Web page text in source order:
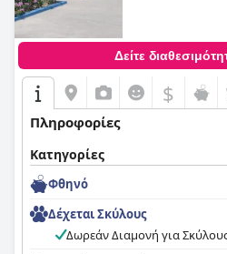
Δείτε
$
Πληροφορίες
Κατηγορίες
Φθηνό
Δέχεται Σκύλους
Δωρεάν Διαμονή για